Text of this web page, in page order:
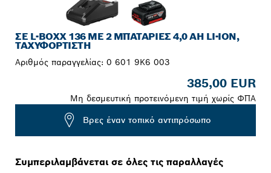
ΣΕ L-BOXX 136 ΜΕ 2 ΜΠΑΤΑΡΊΕΣ 4,0 AH LI-ION,
ΤΑΧΥΦΟΡΤΙΣΤΉ
Αριθμός παραγγελίας: 0 601 9K6 003
385,00 EUR
Μη δεσμευτική προτεινόμενη τιμή χωρίς ΦΠΑ
Βρες έναν τοπικό αντιπρόσωπο
Συμπεριλαμβάνεται σε όλες τις παραλλαγές